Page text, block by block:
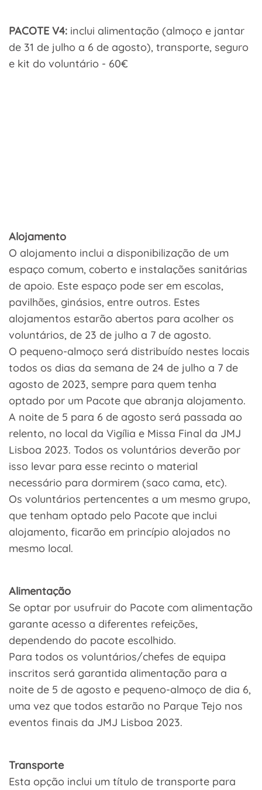
PACOTE V4: inclui alimentação (almoço e jantar
de 31 de julho a 6 de agosto), transporte, seguro
e kit do voluntário - 60€
Alojamento
O alojamento inclui a disponibilização de um
espaço comum, coberto e instalações sanitárias
de apoio. Este espaço pode ser em escolas,
pavilhões, ginásios, entre outros. Estes
alojamentos estarão abertos para acolher os
voluntários, de 23 de julho a 7 de agosto.
O pequeno-almoço será distribuído nestes locais
todos os dias da semana de 24 de julho a 7 de
agosto de 2023, sempre para quem tenha
optado por um Pacote que abranja alojamento.
A noite de 5 para 6 de agosto será passada ao
relento, no local da Vigília e Missa Final da JMJ
Lisboa 2023. Todos os voluntários deverão por
isso levar para esse recinto o material
necessário para dormirem (saco cama, etc).
Os voluntários pertencentes a um mesmo grupo,
que tenham optado pelo Pacote que inclui
alojamento, ficarão em princípio alojados no
mesmo local.
Alimentação
Se optar por usufruir do Pacote com alimentação
garante acesso a diferentes refeições,
dependendo do pacote escolhido.
Para todos os voluntários/chefes de equipa
inscritos será garantida alimentação para a
noite de 5 de agosto e pequeno-almoço de dia 6,
uma vez que todos estarão no Parque Tejo nos
eventos finais da JMJ Lisboa 2023.
Transporte
Esta opção inclui um título de transporte para